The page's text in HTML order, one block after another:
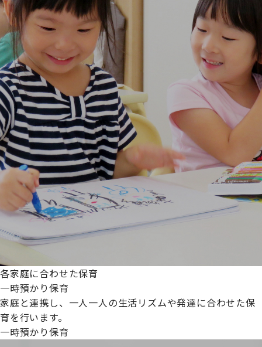
各家庭に合わせた保育
一時預かり保育
家庭と連携し、一人一人の生活リズムや発達に合わせた保
育を行います。
一時預かり保育